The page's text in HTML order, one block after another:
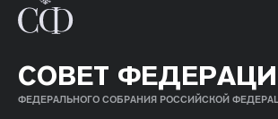
СОВЕТ
ФЕДЕРАЛЬНОГО СОБРАНИЯ РОССИЙСКОЙ